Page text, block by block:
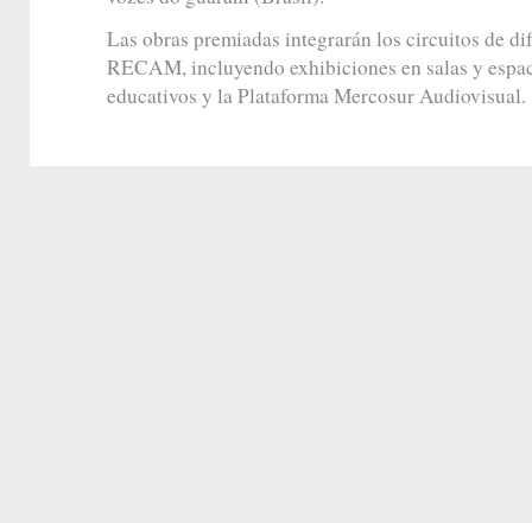
Las obras premiadas integrarán los circuitos de
RECAM, incluyendo exhibiciones en salas y
educativos y la Plataforma Mercosur Audiovisual.